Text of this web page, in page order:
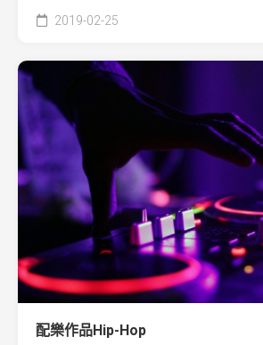
2019-02-25
配樂作品Hip-Hop